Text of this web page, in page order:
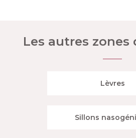
Les autres zones
Lèvres
Sillons